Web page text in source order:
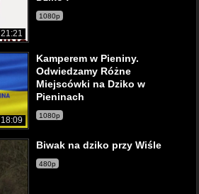
21:21
1080p
18:09
Kamperem w Pieniny.
Odwiedzamy Różne
Miejscówki na Dziko w
Pieninach
1080p
Biwak na dziko przy Wiśle
480p